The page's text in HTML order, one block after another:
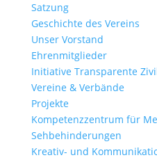
Satzung
Geschichte des Vereins
Unser Vorstand
Ehrenmitglieder
Initiative Transparente
Vereine & Verbände
Projekte
Kompetenzzentrum für
Sehbehinderungen
Kreativ- und